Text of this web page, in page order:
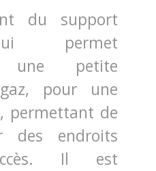
du support
permet
une petite
pour une
permettant de
des endroits
Il est